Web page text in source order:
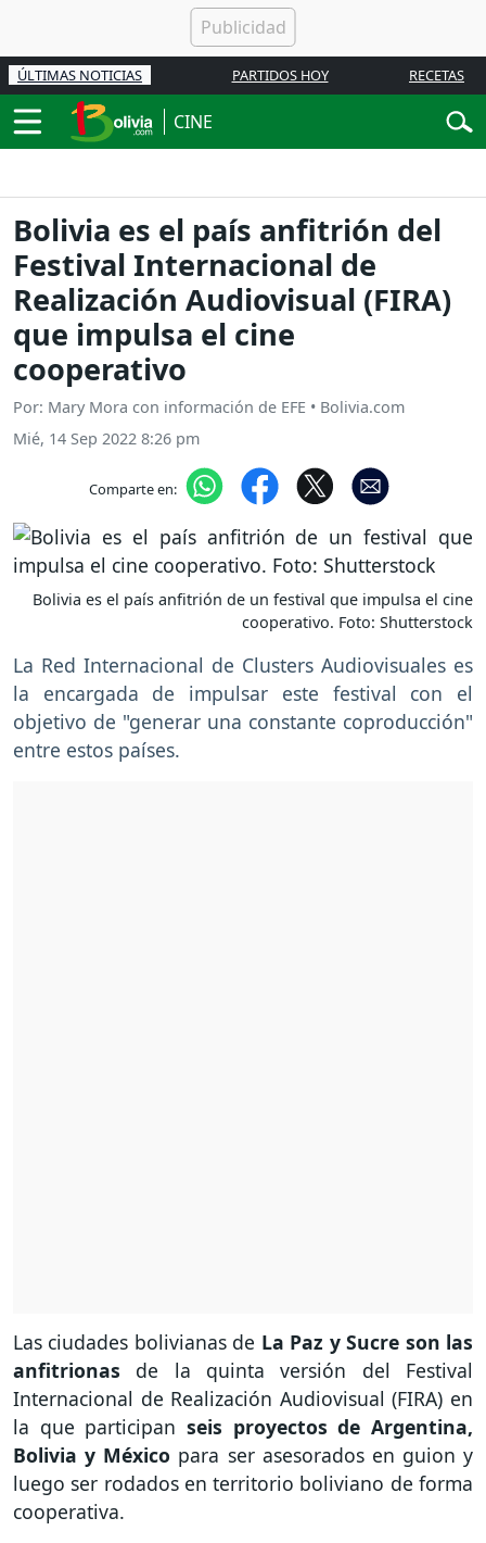
ÚLTIMAS NOTICIAS PARTIDOS HOY RECETAS
CINE
Bolivia es el país anfitrión del
Festival Internacional de
Realización Audiovisual (FIRA)
que impulsa el cine
cooperativo
Por: Mary Mora con información de EFE • Bolivia.com
Mié, 14 Sep 2022 8:26 pm
Comparte en:
Bolivia es el país anfitrión de un festival que impulsa el cine
cooperativo. Foto: Shutterstock
La Red Internacional de Clusters Audiovisuales es
la encargada de impulsar este festival con el
objetivo de "generar una constante coproducción"
entre estos países.
Las ciudades bolivianas de La Paz y Sucre son las
anfitrionas de la quinta versión del Festival
Internacional de Realización Audiovisual (FIRA) en
la que participan seis proyectos de Argentina,
Bolivia y México para ser asesorados en guion y
luego ser rodados en territorio boliviano de forma
cooperativa.